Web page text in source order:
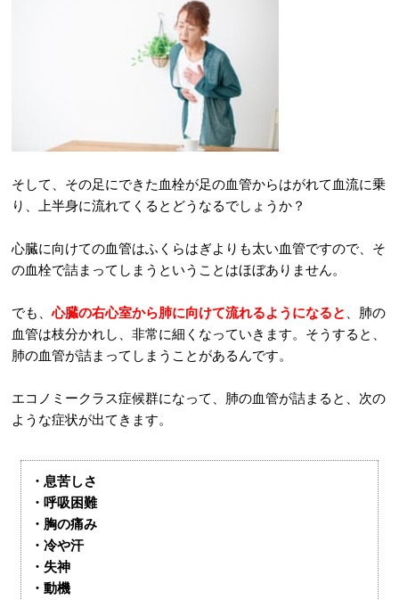
そして、その足にできた血栓が足の血管からはがれて血流に乗
り、上半身に流れてくるとどうなるでしょうか？
心臓に向けての血管はふくらはぎよりも太い血管ですので、そ
の血栓で詰まってしまうということはほぼありません。
でも、心臓の右心室から肺に向けて流れるようになると
、肺の
血管は枝分かれし、非常に細くなっていきます。そうすると、
肺の血管が詰まってしまうことがあるんです。
エコノミークラス症候群になって、肺の血管が詰まると、次の
ような症状が出てきます。
・息苦しさ
・呼吸困難
・胸の痛み
・冷や汗
・失神
・動機